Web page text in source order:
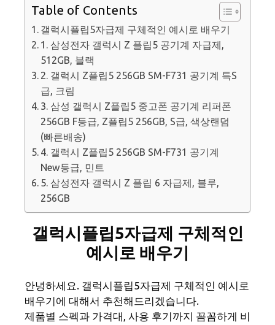
Table of Contents
갤럭시플립5자급제 구체적인 예시로 배우기
1. 삼성전자 갤럭시 Z 플립5 공기계 자급제,
512GB, 블랙
2. 갤럭시 Z플립5 256GB SM-F731 공기계 특S
급, 크림
3. 삼성 갤럭시 Z플립5 중고폰 공기계 리퍼폰
256GB F등급, Z플립5 256GB, S급, 색상랜덤
(빠른배송)
4. 갤럭시 Z플립5 256GB SM-F731 공기계
New등급, 민트
5. 삼성전자 갤럭시 Z 플립 6 자급제, 블루,
256GB
갤럭시플립5자급제 구체적인
예시로 배우기
안녕하세요. 갤럭시플립5자급제 구체적인 예시로
배우기에 대해서 추천해드리겠습니다.
제품별 스펙과 가격대, 사용 후기까지 꼼꼼하게 비